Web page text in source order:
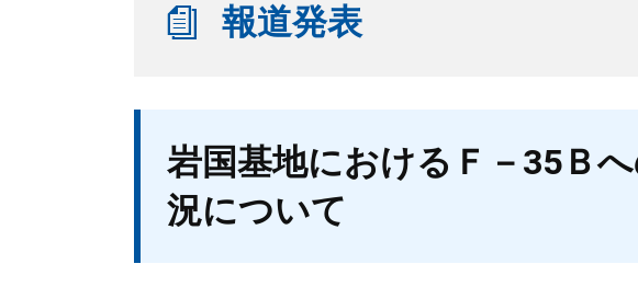
報道発表
岩国基地におけるＦ－35Ｂ
況について